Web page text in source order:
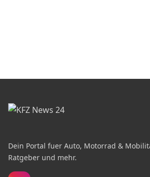
Dein Portal fuer Auto, Motorrad &
Ratgeber und mehr.